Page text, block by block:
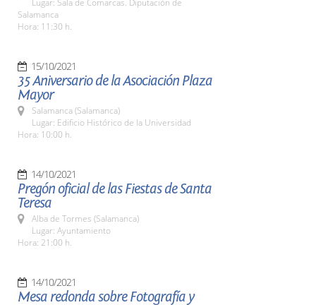
Lugar: Sala de Comarcas. Diputación de
Salamanca
Hora: 11:30 h.
15/10/2021
35 Aniversario de la Asociación Plaza
Mayor
Salamanca (Salamanca)
Lugar: Edificio Histórico de la Universidad
Hora: 10:00 h.
14/10/2021
Pregón oficial de las Fiestas de Santa
Teresa
Alba de Tormes (Salamanca)
Lugar: Ayuntamiento
Hora: 21:00 h.
14/10/2021
Mesa redonda sobre Fotografía y